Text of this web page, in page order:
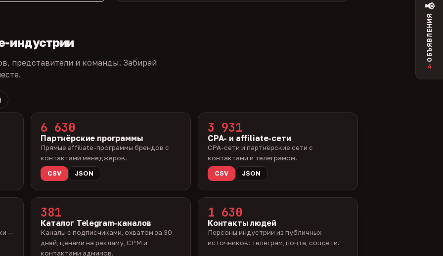
индустрии
представители и команды. Забирай
6 630
Партнёрские программы
Прямые affiliate-программы брендов с
контактами менеджеров.
CSV
JSON
3 931
CPA- и affiliate-сети
CPA-сети и партнёрские сети с
контактами и телеграмом.
CSV
JSON
—
381
Каталог Telegram-каналов
Каналы с подписчиками, охватом за 30
дней, ценами на рекламу, CPM и
контактами админов.
1 630
Контакты людей
Персоны индустрии из публичных
источников: телеграм, почта, соцсети.
📢
ОБЪЯВЛЕНИЯ
4